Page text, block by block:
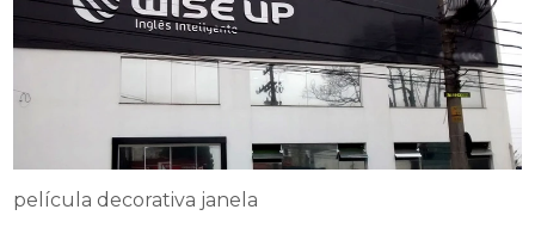
película decorativa janela